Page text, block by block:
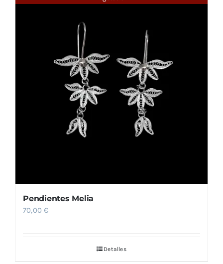
Pendientes Melia
70,00€
Detalles